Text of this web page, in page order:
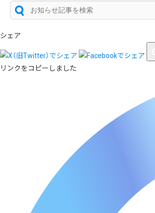
シェア
リンクをコピーしました